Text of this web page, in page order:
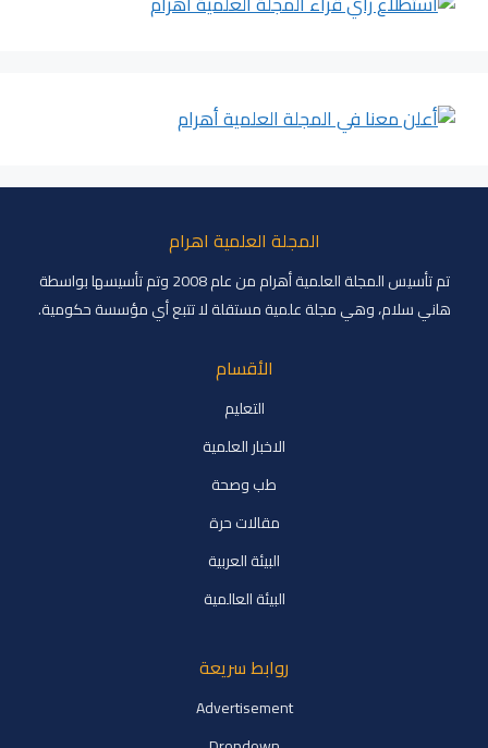
المجلة العلمية اهرام
تم تأسيس المجلة العلمية أهرام من عام 2008 وتم تأسيسها بواسطة
هاني سلام، وهي مجلة علمية مستقلة لا تتبع أي مؤسسة حكومية.
الأقسام
التعليم
الاخبار العلمية
طب وصحة
مقالات حرة
البيئة العربية
البيئة العالمية
روابط سريعة
Advertisement